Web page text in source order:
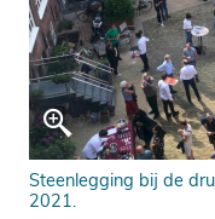
Steenlegging bij de
2021.